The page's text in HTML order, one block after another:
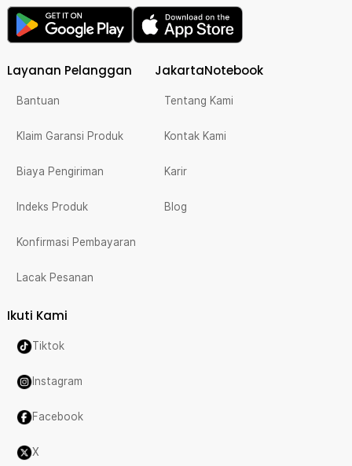
Layanan Pelanggan
Bantuan
Klaim Garansi Produk
Biaya Pengiriman
Indeks Produk
Konfirmasi Pembayaran
Lacak Pesanan
JakartaNotebook
Tentang Kami
Kontak Kami
Karir
Blog
Ikuti Kami
Tiktok
Instagram
Facebook
X